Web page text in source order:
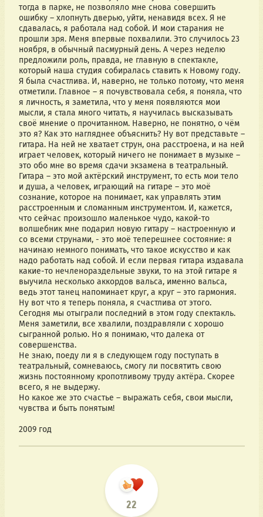
тогда в парке, не позволяло мне снова совершить
ошибку – хлопнуть дверью, уйти, ненавидя всех. Я не
сдавалась, я работала над собой. И мои старания не
прошли зря. Меня впервые похвалили. Это случилось 23
ноября, в обычный пасмурный день. А через неделю
предложили роль, правда, не главную в спектакле,
который наша студия собиралась ставить к Новому году.
Я была счастлива. И, наверно, не только потому, что меня
отметили. Главное – я почувствовала себя, я поняла, что
я личность, я заметила, что у меня появляются мои
мысли, я стала много читать, я научилась высказывать
своё мнение о прочитанном. Наверно, не понятно, о чём
это я? Как это нагляднее объяснить? Ну вот представьте –
гитара. На ней не хватает струн, она расстроена, и на ней
играет человек, который ничего не понимает в музыке –
это обо мне во время сдачи экзамена в театральный.
Гитара – это мой актёрский инструмент, то есть мои тело
и душа, а человек, играющий на гитаре – это моё
сознание, которое на понимает, как управлять этим
расстроенным и сломанным инструментом. И, кажется,
что сейчас произошло маленькое чудо, какой-то
волшебник мне подарил новую гитару – настроенную и
со всеми струнами, - это моё теперешнее состояние: я
начинаю немного понимать, что такое искусство и как
надо работать над собой. И если первая гитара издавала
какие-то нечленораздельные звуки, то на этой гитаре я
выучила несколько аккордов вальса, именно вальса,
ведь этот танец напоминает круг, а круг – это гармония.
Ну вот что я теперь поняла, я счастлива от этого.
Сегодня мы отыграли последний в этом году спектакль.
Меня заметили, все хвалили, поздравляли с хорошо
сыгранной ролью. Но я понимаю, что далека от
совершенства.
Не знаю, поеду ли я в следующем году поступать в
театральный, сомневаюсь, смогу ли посвятить свою
жизнь постоянному кропотливому труду актёра. Скорее
всего, я не выдержу.
Но какое же это счастье – выражать себя, свои мысли,
чувства и быть понятым!
2009 год
22